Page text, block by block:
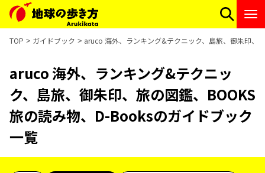
TOP ガイドブック aruco 海外、ランキング&テクニック、島旅、御朱印、
aruco 海外、ランキング&テクニッ
ク、島旅、御朱印、旅の図鑑、BOOKS
旅の読み物、D-Booksのガイドブック
一覧